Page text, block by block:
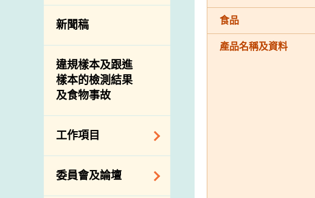
組織結構
介紹短片
新聞稿
違規樣本及跟進
樣本的檢測結果
及食物事故
工作項目
降低膳食中的鈉和
糖
委員會及論壇
食品
產品名稱及資料